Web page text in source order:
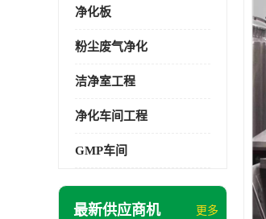
净化板
粉尘废气净化
洁净室工程
净化车间工程
GMP车间
最新供应商机 更多